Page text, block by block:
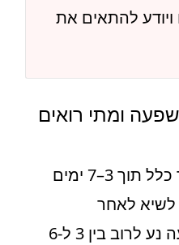
להתאים את
ומתי רואים
שינוי ראשוני נראה בדרך כלל תוך 3–7 ימים
לשיא לאחר
כשבועיים. משך ההשפעה נע לרוב בין 3 ל-6